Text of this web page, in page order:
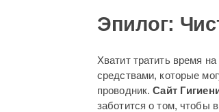
Эпилог:
Хватит тратить время
средствами, которые
проводник.Сайт
заботится о том, чтобы